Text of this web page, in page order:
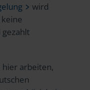
wird
gezahlt
hier arbeiten,